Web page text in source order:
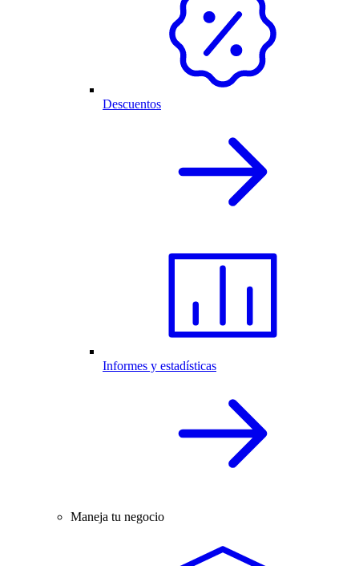
Descuentos
Informes y estadísticas
Maneja tu negocio